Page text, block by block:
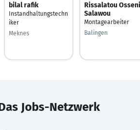
bilal rafik
Instandhaltungstechn
iker
Meknes
Rissalatou Osseni
Salawou
Montagearbeiter
Balingen
Jobs-Netzwerk